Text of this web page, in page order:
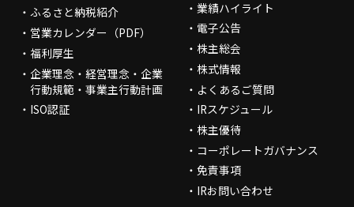
ふるさと納税紹介
営業カレンダー（PDF）
福利厚生
企業理念・経営理念・企業
行動規範・事業主行動計画
ISO認証
業績ハイライト
電子公告
株主総会
株式情報
よくあるご質問
IRスケジュール
株主優待
コーポレートガバナンス
免責事項
IRお問い合わせ